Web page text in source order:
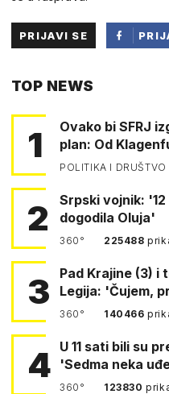
PRIJAVI SE
TOP NEWS
1
Ovako bi SFRJ
plan: Od
POLITIKA I DRUŠTVO
2
Srpski vojnik:
dogodila Oluja'
360° 225488
3
Pad Krajine (3)
Legija: 'Čujem,
360° 140466
4 U 11 sati bili su pred Kninom. Gotovina:
'Sedma neka
360° 123830